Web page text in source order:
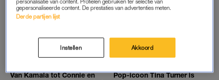
LINDA.
Pandemie, protesten,
LINDA.nieuwsquiz 2020
INTERVIEW
Van Kamala tot Connie en
Pop-icoon Tina Turner is
personalisatie van content. Profielen gebruiken ter selectie van
gepersonaliseerde content. De prestaties van advertenties meten.
Derde partijen lijst
Instellen Akkoord